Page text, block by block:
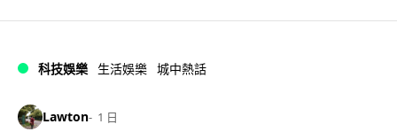
科技娛樂 生活娛樂 城中熱話
Lawton 1 日